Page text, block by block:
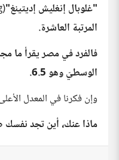
"غلوبال إنغليش إديتينغ"(Global English Editing)،
المرتبة العاشرة.
الوسطيّ وهو 6.5.
وإن فكرنا في المعدل الأعلى عربياً وهو للفرد
ماذا عنك، أين تجد نفسك